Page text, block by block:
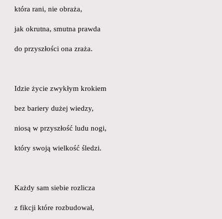
która rani, nie obraża,
jak okrutna, smutna prawda
do przyszłości ona zraża.
Idzie życie zwykłym krokiem
bez bariery dużej wiedzy,
niosą w przyszłość ludu nogi,
który swoją wielkość śledzi.
Każdy sam siebie rozlicza
z fikcji które rozbudował,